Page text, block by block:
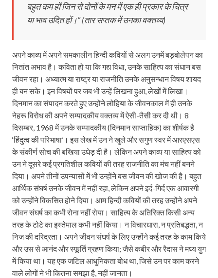
बहुत कम हों जिन से दोनों के मन में एक ही प्रकार के चित्र
या भाव उदित हों।” (तार सप्तक में उनका वक्तव्य)
अपने काव्य में अपने समकालीन हिन्दी कवियों से अलग उनमें बड़बोलेपन का
नितांत अभाव है। कविता हो या कि गद्य विधा, उनके साहित्य का संधान बस
जीवन रहा। अध्यात्म या राष्ट्र या राजनीति उनके अनुसन्धान विषय शायद
ही बन सके। इन विषयों पर जब भी उन्हें लिखना हुआ, लेखों में लिखा।
दिनमान का संपादन करते हुए उन्होंने लोहिया के जीवनकाल में ही उनके
नेहरू विरोध की अपने सम्पादकीय वक्तव्य में ऐसी-तैसी कर दी थी। 8
दिसम्बर, 1968 में उनके सम्पादकीय (दिनमान साप्ताहिक) का शीर्षक है
‘हिंदुत्व की परिभाषा’। इस लेख में उन ने खुले और सगुण स्वर में आरएसएस
के संकीर्ण सोच की बखिया उधेड़ दी है। लेकिन अपने काव्य या साहित्य को
उन ने दूसरे कई प्रगतिशील कवियों की तरह राजनीति का मंच नहीं बनने
दिया। अपने तीनों उपन्यासों में भी उन्होंने बस जीवन की खोज की है। बहुत
आर्थिक संघर्ष उनके जीवन में नहीं रहा, लेकिन अपने इर्द-गिर्द एक आवारगी
को उन्होंने विकसित होने दिया। आम हिन्दी कवियों की तरह उन्होंने अपने
जीवन संघर्ष का कभी रोना नहीं रोया। साहित्य के अतिरिक्त किसी अन्य
तरह के टोटे का इस्तेमाल कभी नहीं किया। न विचारधारा, न प्रतिबद्धता, न
निज की दरिद्रता। अपने जीवन संघर्ष के लिए उन्होंने कई तरह के काम किये
और उस से आनंद और स्फूर्ति ग्रहण किया; जैसे कबीर और रैदास ने मध्य युग
में किया था। यह एक जटिल आधुनिकता बोध था, जिसे उन पर काम करने
वाले लोगों ने भी कितना समझा है, नहीं जानता।